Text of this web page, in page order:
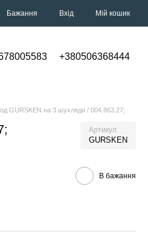
Бажання Вхід Мій кошик
+380506368444
GURSKEN на 3 шухляди / 004.863.27;
Артикул
GURSKEN
В бажання